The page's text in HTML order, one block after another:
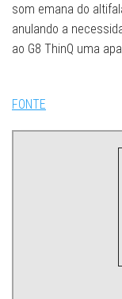
som emana do
anulando a
ao G8 ThinQ uma
FONTE